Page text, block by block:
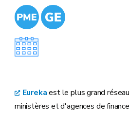
Eurekaest le plus grand
ministères et d'agences de